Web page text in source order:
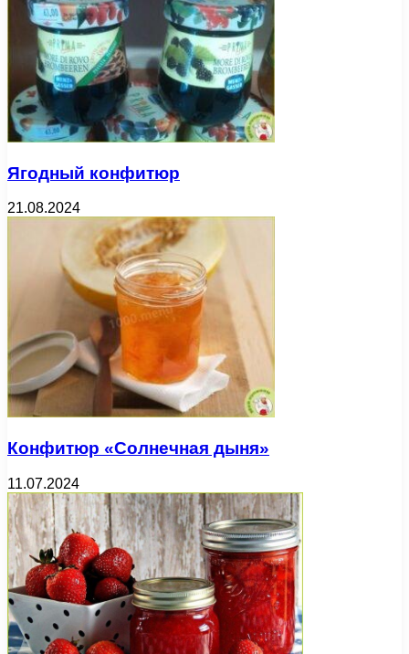
Ягодный конфитюр
21.08.2024
Конфитюр «Солнечная дыня»
11.07.2024